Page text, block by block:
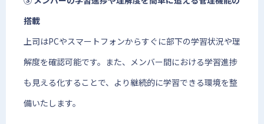
搭載
上司はPCやスマートフォンからすぐに部下の学習状況や理
解度を確認可能です。また、メンバー間における学習進捗
も見える化することで、より継続的に学習できる環境を整
備いたします。